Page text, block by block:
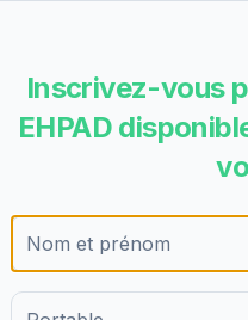
?
pour
Inscrivez-vous
EHPAD